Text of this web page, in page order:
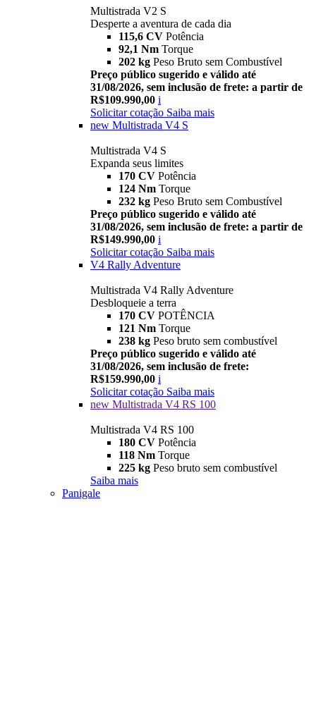
Multistrada V2 S
Desperte a aventura de cada dia
115,6 CV Potência
92,1 Nm Torque
202 kg Peso Bruto sem Combustível
Preço público sugerido e válido até
31/08/2026, sem inclusão de frete: a partir de
R$109.990,00 i
Solicitar cotação Saiba mais
new Multistrada V4 S
Multistrada V4 S
Expanda seus limites
170 CV Potência
124 Nm Torque
232 kg Peso Bruto sem Combustível
Preço público sugerido e válido até
31/08/2026, sem inclusão de frete: a partir de
R$149.990,00 i
Solicitar cotação Saiba mais
V4 Rally Adventure
Multistrada V4 Rally Adventure
Desbloqueie a terra
170 CV POTÊNCIA
121 Nm Torque
238 kg Peso bruto sem combustível
Preço público sugerido e válido até
31/08/2026, sem inclusão de frete:
R$159.990,00 i
Solicitar cotação Saiba mais
new Multistrada V4 RS 100
Multistrada V4 RS 100
180 CV Potência
118 Nm Torque
225 kg Peso bruto sem combustível
Saiba mais
Panigale